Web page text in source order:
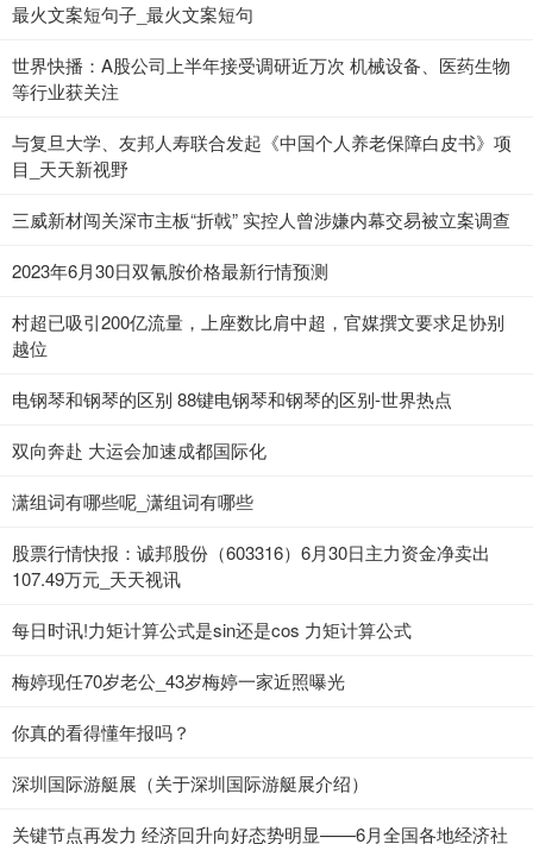
最火文案短句子_最火文案短句
世界快播：A股公司上半年接受调研近万次 机械设备、医药生物
等行业获关注
与复旦大学、友邦人寿联合发起《中国个人养老保障白皮书》项
目_天天新视野
三威新材闯关深市主板“折戟” 实控人曾涉嫌内幕交易被立案调查
2023年6月30日双氰胺价格最新行情预测
村超已吸引200亿流量，上座数比肩中超，官媒撰文要求足协别
越位
电钢琴和钢琴的区别 88键电钢琴和钢琴的区别-世界热点
双向奔赴 大运会加速成都国际化
潇组词有哪些呢_潇组词有哪些
股票行情快报：诚邦股份（603316）6月30日主力资金净卖出
107.49万元_天天视讯
每日时讯!力矩计算公式是sin还是cos 力矩计算公式
梅婷现任70岁老公_43岁梅婷一家近照曝光
你真的看得懂年报吗？
深圳国际游艇展（关于深圳国际游艇展介绍）
关键节点再发力 经济回升向好态势明显——6月全国各地经济社